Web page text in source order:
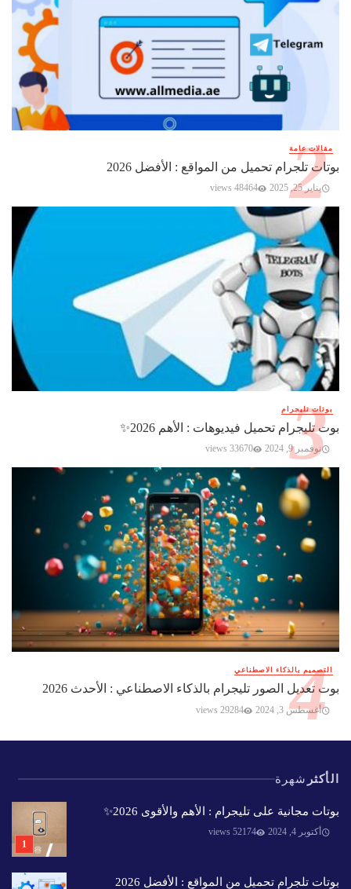
مقالات عامة
بوتات تلجرام تحميل من المواقع : الأفضل 2026
يناير 25, 2025 48464 views
بوتات تليجرام
بوت تليجرام تحميل فيديوهات : الأهم 2026✨️
نوفمبر 9, 2024 33670 views
التصميم بالذكاء الاصطناعي
بوت تعديل الصور تليجرام بالذكاء الاصطناعي : الأحدث 2026
أغسطس 3, 2024 29284 views
الأكثر شهرة
بوتات مجانية على تليجرام : الأهم والأقوى 2026✨️
أكتوبر 4, 2024 52174 views
بوتات تلجرام تحميل من المواقع : الأفضل 2026